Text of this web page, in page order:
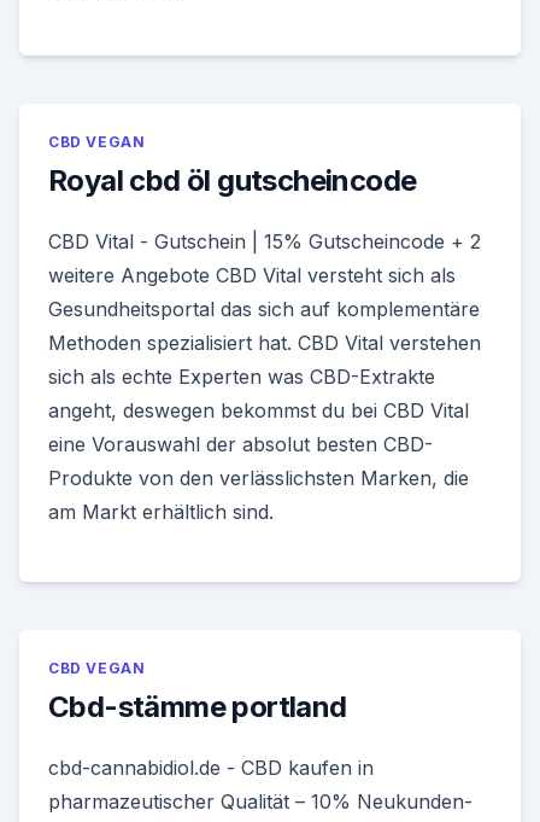
CBD VEGAN
Royal cbd öl gutscheincode
CBD Vital - Gutschein | 15% Gutscheincode + 2
weitere Angebote CBD Vital versteht sich als
Gesundheitsportal das sich auf komplementäre
Methoden spezialisiert hat. CBD Vital verstehen
sich als echte Experten was CBD-Extrakte
angeht, deswegen bekommst du bei CBD Vital
eine Vorauswahl der absolut besten CBD-
Produkte von den verlässlichsten Marken, die
am Markt erhältlich sind.
CBD VEGAN
Cbd-stämme portland
cbd-cannabidiol.de - CBD kaufen in
pharmazeutischer Qualität – 10% Neukunden-